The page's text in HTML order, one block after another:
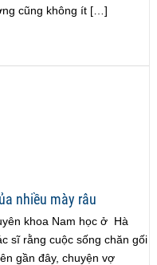
cũng không ít […]
nhiều mày râu
khoa Nam học ở Hà
sĩ rằng cuộc sống chăn gối
gần đây, chuyện vợ